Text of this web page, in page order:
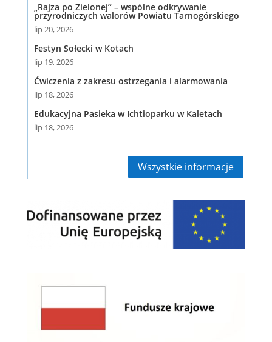
„Rajza po Zielonej” – wspólne odkrywanie
przyrodniczych walorów Powiatu Tarnogórskiego
lip 20, 2026
Festyn Sołecki w Kotach
lip 19, 2026
Ćwiczenia z zakresu ostrzegania i alarmowania
lip 18, 2026
Edukacyjna Pasieka w Ichtioparku w Kaletach
lip 18, 2026
Wszystkie informacje